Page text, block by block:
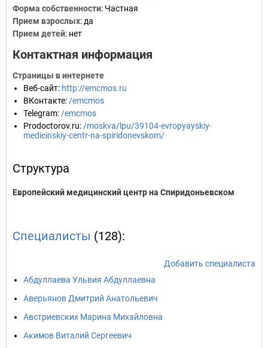
Форма собственности: Частная
Прием взрослых: да
Прием детей: нет
Контактная информация
Страницы в интернете
Веб-сайт: http://emcmos.ru
ВКонтакте: /emcmos
Telegram: /emcmos
Prodoctorov.ru: /moskva/lpu/39104-evropyayskiy-
medicinskiy-centr-na-spiridonevskom/
Структура
Европейский медицинский центр на Спиридоньевском
Специалисты (128):
Добавить специалиста
Абдуллаева Ульвия Абдуллаевна
Аверьянов Дмитрий Анатольевич
Австриевских Марина Михайловна
Акимов Виталий Сергеевич